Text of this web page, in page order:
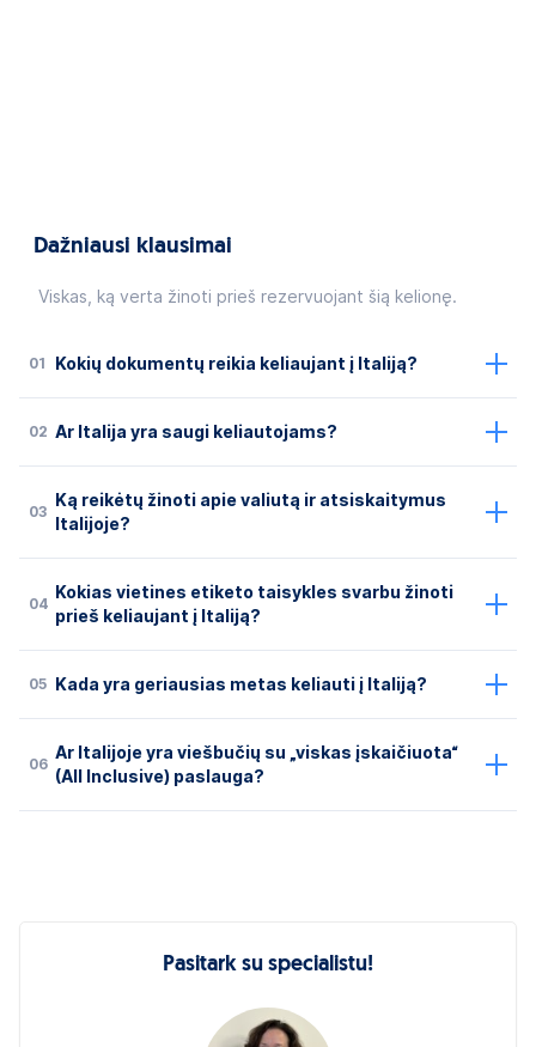
Dažniausi klausimai
Viskas, ką verta žinoti prieš rezervuojant šią kelionę.
01 Kokių dokumentų reikia keliaujant į Italiją?
02 Ar Italija yra saugi keliautojams?
03
Ką reikėtų žinoti apie valiutą ir atsiskaitymus
Italijoje?
04
Kokias vietines etiketo taisykles svarbu žinoti
prieš keliaujant į Italiją?
05 Kada yra geriausias metas keliauti į Italiją?
06
Ar Italijoje yra viešbučių su „viskas įskaičiuota“
(All Inclusive) paslauga?
Pasitark su specialistu!